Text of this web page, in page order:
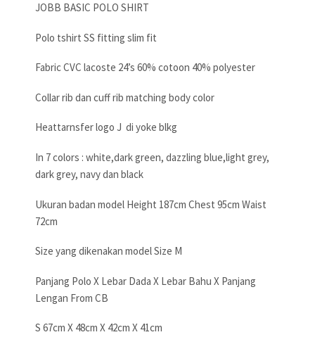
JOBB BASIC POLO SHIRT
Polo tshirt SS fitting slim fit
Fabric CVC lacoste 24’s 60% cotoon 40% polyester
Collar rib dan cuff rib matching body color
Heattarnsfer logo J di yoke blkg
In 7 colors : white,dark green, dazzling blue,light grey,
dark grey, navy dan black
Ukuran badan model Height 187cm Chest 95cm Waist
72cm
Size yang dikenakan model Size M
Panjang Polo X Lebar Dada X Lebar Bahu X Panjang
Lengan From CB
S 67cm X 48cm X 42cm X 41cm